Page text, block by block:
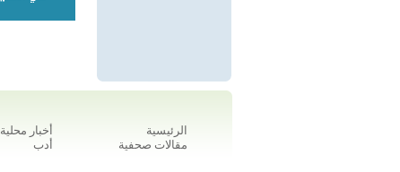
الرئيسية أخبار محلية
مقالات صحفية
أدب